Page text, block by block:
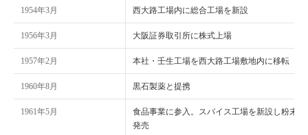
1954年3月 西大路工場内に総合工場を新設
1956年3月 大阪証券取引所に株式上場
1957年2月 本社・壬生工場を西大路工場敷地内に移転
1960年8月 黒石製薬と提携
1961年5月
食品事業に参入。スパイス工場を新設し粉末
発売